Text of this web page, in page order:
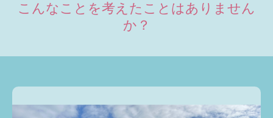
こんなことを考えたことはありません
か？